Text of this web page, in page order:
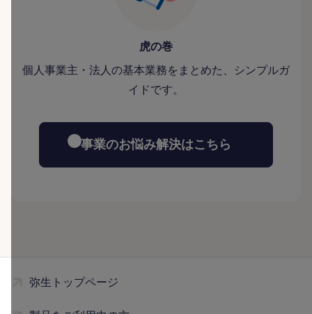
虎の巻
個人事業主・法人の基本業務をまとめた、シンプルガ
イドです。
事業のお悩み解決はこちら
弥生トップページ